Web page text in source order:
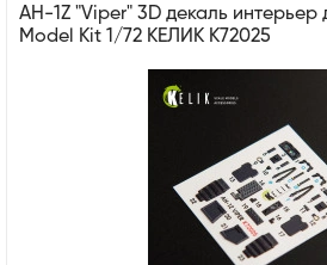
AH-1Z "Viper" 3D декаль интерьер
Model Kit 1/72 КЕЛИК K72025